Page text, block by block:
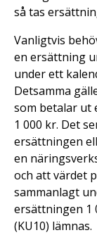
så tas
Vanligtvis
en ersättning
under ett
Detsamma
som betalar ut
1 000 kr. Det
ersättningen
en
och att värdet
sammanlagt
ersättningen 1
(KU10) lämnas.